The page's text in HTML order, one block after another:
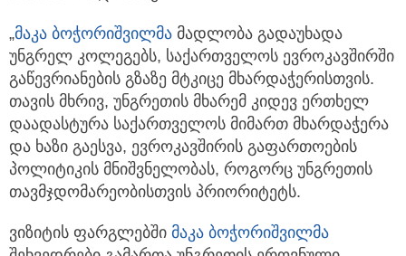
„მაკა ბოჭორიშვილმა მადლობა გადაუხადა
უნგრელ კოლეგებს, საქართველოს ევროკავშირში
გაწევრიანების გზაზე მტკიცე მხარდაჭერისთვის.
თავის მხრივ, უნგრეთის მხარემ კიდევ ერთხელ
დაადასტურა საქართველოს მიმართ მხარდაჭერა
და ხაზი გაესვა, ევროკავშირის გაფართოების
პოლიტიკის მნიშვნელობას, როგორც უნგრეთის
თავმჯდომარეობისთვის პრიორიტეტს.
ვიზიტის ფარგლებში მაკა ბოჭორიშვილმა